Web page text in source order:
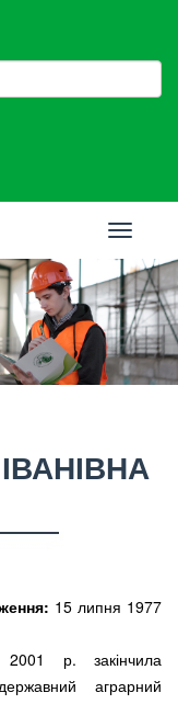
Toggle
15 липня 1977
р. закінчила
аграрний